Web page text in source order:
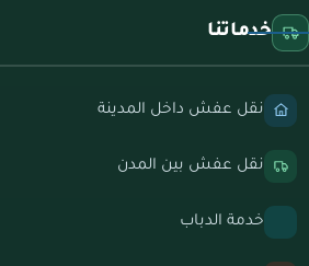
خدماتنا
نقل عفش داخل المدينة
نقل عفش بين المدن
خدمة الدباب